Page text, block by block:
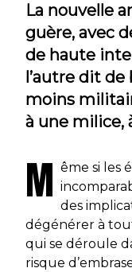
La nouvelle
guère, avec
de haute
l’autre dit
moins
à une milice,
M ême si les
des
dégénérer à
qui se déroule
risque